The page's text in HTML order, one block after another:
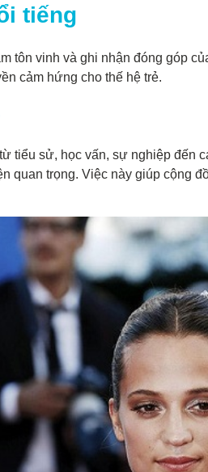
tiếng
tôn vinh và ghi nhận đóng góp
cảm hứng cho thế hệ trẻ.
tiểu sử, học vấn, sự nghiệp đến
quan trọng. Việc này giúp cộng